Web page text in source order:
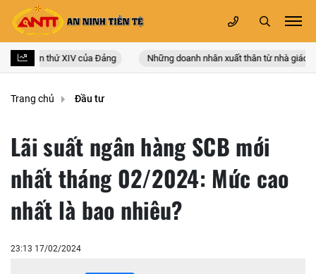
lần thứ XIV của Đảng Những doanh nhân xuất thân từ nhà giáo
Trang chủ Đầu tư
Lãi suất ngân hàng SCB mới
nhất tháng 02/2024: Mức cao
nhất là bao nhiêu?
23:13 17/02/2024